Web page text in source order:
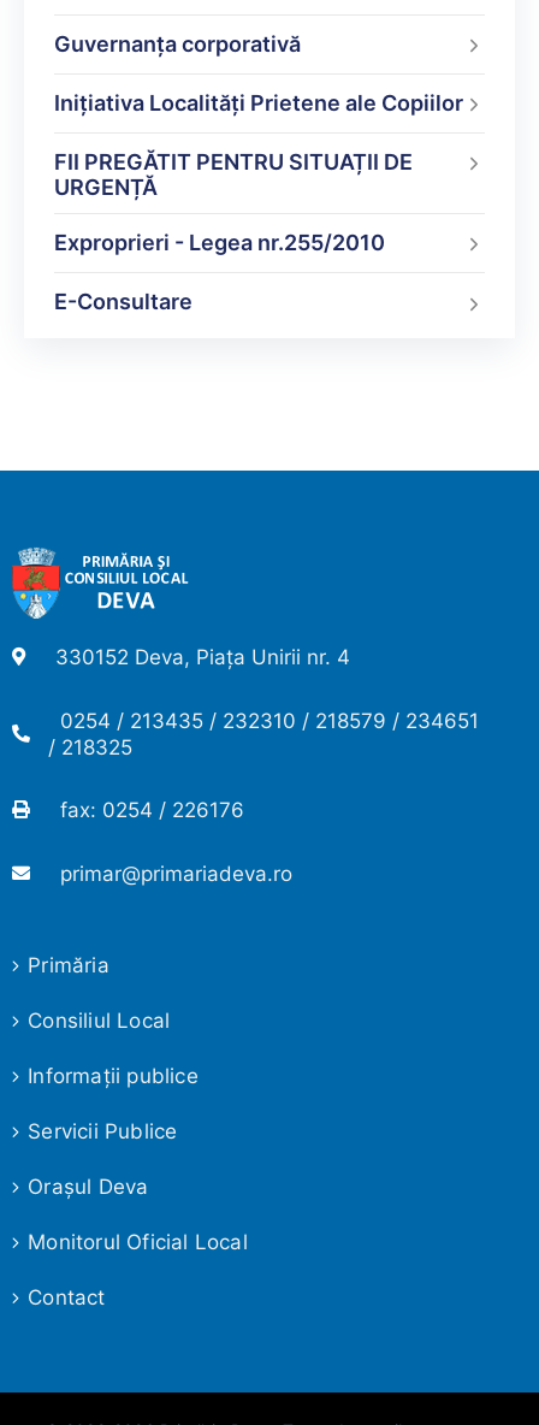
Guvernanța corporativă
Inițiativa Localități Prietene ale Copiilor
FII PREGĂTIT PENTRU SITUAȚII DE
URGENȚĂ
Exproprieri - Legea nr.255/2010
E-Consultare
330152 Deva, Piața Unirii nr. 4
0254 / 213435 / 232310 / 218579 / 234651
/ 218325
fax: 0254 / 226176
primar@primariadeva.ro
Primăria
Consiliul Local
Informaţii publice
Servicii Publice
Oraşul Deva
Monitorul Oficial Local
Contact